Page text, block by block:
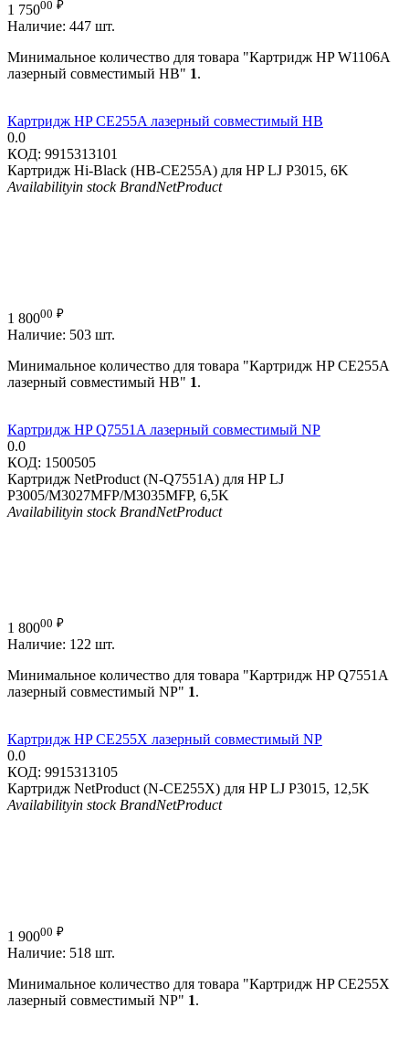
1 75000 ₽
Наличие: 447 шт.
Минимальное количество для товара "Картридж HP W1106A
лазерный совместимый HB" 1.
Картридж HP CE255A лазерный совместимый HB
0.0
КОД: 9915313101
Картридж Hi-Black (HB-CE255A) для HP LJ P3015, 6K
Availabilityin stock BrandNetProduct
1 80000 ₽
Наличие: 503 шт.
Минимальное количество для товара "Картридж HP CE255A
лазерный совместимый HB" 1.
Картридж HP Q7551A лазерный совместимый NP
0.0
КОД: 1500505
Картридж NetProduct (N-Q7551A) для HP LJ
P3005/M3027MFP/M3035MFP, 6,5K
Availabilityin stock BrandNetProduct
1 80000 ₽
Наличие: 122 шт.
Минимальное количество для товара "Картридж HP Q7551A
лазерный совместимый NP" 1.
Картридж HP CE255X лазерный совместимый NP
0.0
КОД: 9915313105
Картридж NetProduct (N-CE255X) для HP LJ P3015, 12,5K
Availabilityin stock BrandNetProduct
1 90000 ₽
Наличие: 518 шт.
Минимальное количество для товара "Картридж HP CE255X
лазерный совместимый NP" 1.